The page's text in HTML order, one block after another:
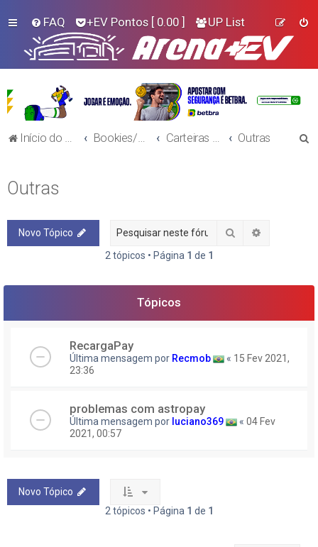
FAQ +EV Pontos [ 0.00 ] UP List
Início do Fórum! Outras
Outras
Novo Tópico Pesquisar
2 tópicos • Página 1 de 1
Tópicos
RecargaPay
Última mensagem por Recmob « 15 Fev 2021,
23:36
problemas com astropay
Última mensagem por luciano369 « 04 Fev
2021, 00:57
Novo Tópico
2 tópicos • Página 1 de 1